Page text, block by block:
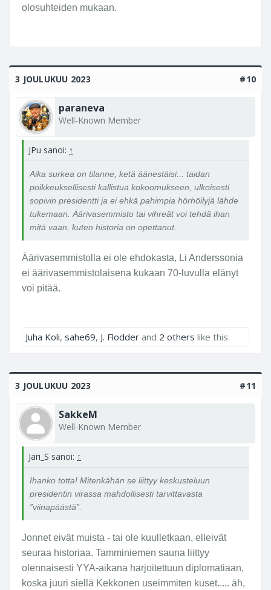
olosuhteiden mukaan.
3 JOULUKUU 2023 #10
paraneva
Well-Known Member
JPu sanoi: ↑
Aika surkea on tilanne, ketä äänestäisi... taidan
poikkeuksellisesti kallistua kokoomukseen, ulkoisesti
sopivin presidentti ja ei ehkä pahimpia hörhöilyjä lähde
tukemaan. Äärivasemmisto tai vihreät voi tehdä ihan
mitä vaan, kuten historia on opettanut.
Äärivasemmistolla ei ole ehdokasta, Li Anderssonia
ei äärivasemmistolaisena kukaan 70-luvulla elänyt
voi pitää.
Juha Koli, sahe69, J. Flodder and 2 others like this.
3 JOULUKUU 2023 #11
SakkeM
Well-Known Member
Jari_S sanoi: ↑
Ihanko totta! Mitenkähän se liittyy keskusteluun
presidentin virassa mahdollisesti tarvittavasta
”viinapäästä”.
Jonnet eivät muista - tai ole kuulletkaan, elleivät
seuraa historiaa. Tamminiemen sauna liittyy
olennaisesti YYA-aikana harjoitettuun diplomatiaan,
koska juuri siellä Kekkonen useimmiten kuset..... äh,